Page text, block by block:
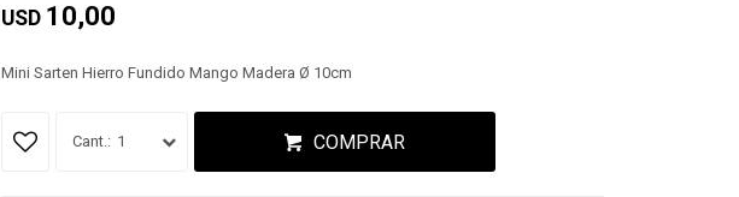
USD 10,00
Mini Sarten Hierro Fundido Mango Madera Ø 10cm
1 COMPRAR